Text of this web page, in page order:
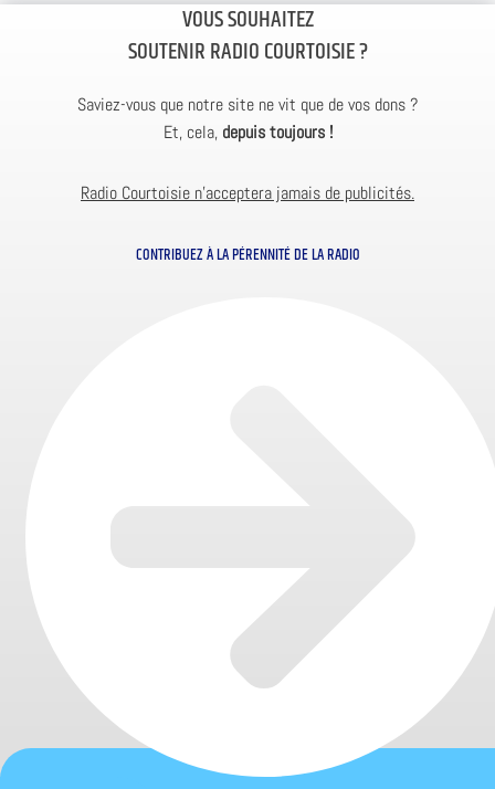
VOUS SOUHAITEZ
SOUTENIR RADIO COURTOISIE ?
Saviez-vous que notre site ne vit que de vos dons ?
Et, cela, depuis toujours !
Radio Courtoisie n’acceptera jamais de publicités.
CONTRIBUEZ À LA PÉRENNITÉ DE LA RADIO